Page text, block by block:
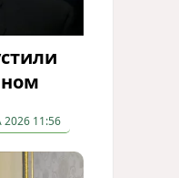
11:56